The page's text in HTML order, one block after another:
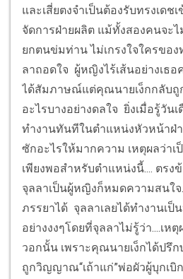
และเสี่ยตงจำเป็นต้องรับทรงเดช
จัดการฝ่ายผลิต แม้ทั้งสองคนจะ
ยกตนข่มท่าน ไม่เกรงใจใครขอ
ลาถอดใจ ผู้หญิงไร้เส้นอย่างเธ
ได้สัมภาษณ์แต่คุณนายเง็กกลับถู
อะไรบางอย่างดลใจ ยิ่งเมื่อรู้วัน
ทำงานทันทีในตำแหน่งหัวหน้าฝ่
ซักอะไรให้มากความ เหตุผลว่าเ
เพียงพอสำหรับตำแหน่งนี้.... ตรง
จุลลาเป็นผู้หญิงก็หมดความสนใจ
ภรรยาได้ จุลลาเลยได้ทำงานเป็
อย่างงงๆโดยที่จุลลาไม่รู้ว่า....เห
วอกนั้น เพราะคุณนายเง็กได้ปรึก
ถูกวิญญาณ“เถ้าแก่”พ่อผัวผู้บุกเบิ